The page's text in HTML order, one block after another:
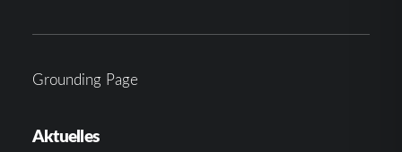
Grounding Page
Aktuelles